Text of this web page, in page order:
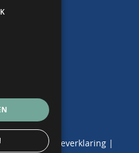
|
en Cookieverklaring |